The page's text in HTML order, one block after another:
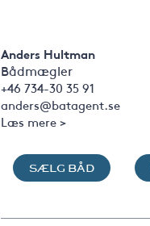
Anders Hultman
Bådmægler
+46 734-30 35 91
anders@batagent.se
Læs mere >
SÆLG BÅD